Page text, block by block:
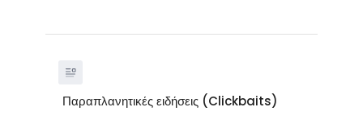
Παραπλανητικές ειδήσεις (Clickbaits)